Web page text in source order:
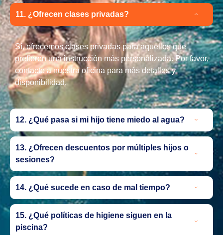
11. ¿Ofrecen clases privadas?
Sí, ofrecemos clases privadas para aquellos que
prefieren una instrucción más personalizada. Por favor,
contacte a nuestra oficina para más detalles y
disponibilidad.
12. ¿Qué pasa si mi hijo tiene miedo al agua?
13. ¿Ofrecen descuentos por múltiples hijos o
sesiones?
14. ¿Qué sucede en caso de mal tiempo?
15. ¿Qué políticas de higiene siguen en la
piscina?